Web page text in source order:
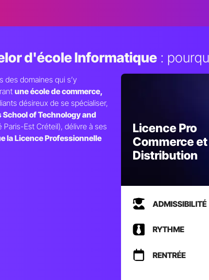
d'école Informatique :
des domaines qui s’y
une école de commerce,
désireux de se spécialiser,
School of Technology and
Paris-Est Créteil), délivre à ses
la Licence Professionnelle
Licence Pro
Commerce et
Distribution
ADMISSIBILITÉ
RYTHME
RENTRÉE